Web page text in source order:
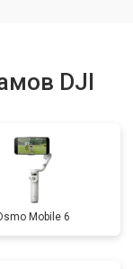
DJI
Mobile 6